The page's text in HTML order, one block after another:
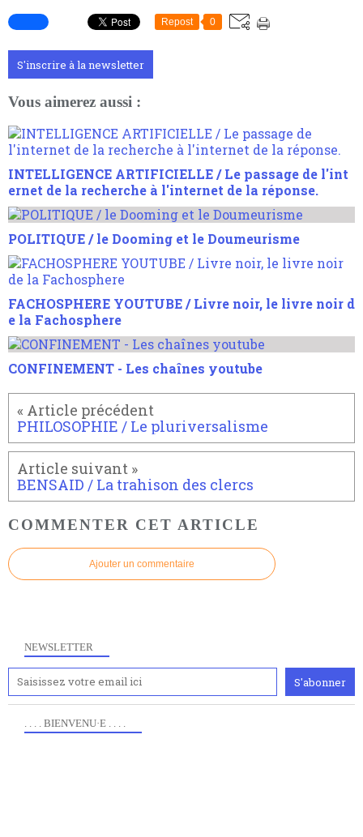
Repost 0
S'inscrire à la newsletter
Vous aimerez aussi :
INTELLIGENCE ARTIFICIELLE / Le passage de l'int
ernet de la recherche à l'internet de la réponse.
POLITIQUE / le Dooming et le Doumeurisme
FACHOSPHERE YOUTUBE / Livre noir, le livre noir d
e la Fachosphere
CONFINEMENT - Les chaînes youtube
PHILOSOPHIE / Le pluriversalisme
BENSAID / La trahison des clercs
COMMENTER CET ARTICLE
Ajouter un commentaire
NEWSLETTER
. . . . BIENVENU·E . . . .